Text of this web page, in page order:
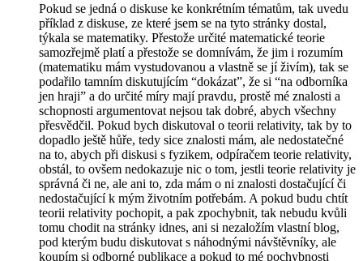
Pokud se jedná o diskuse ke konkrétním tématům, tak uvedu
příklad z diskuse, ze které jsem se na tyto stránky dostal,
týkala se matematiky. Přestože určité matematické teorie
samozřejmě platí a přestože se domnívám, že jim i rozumím
(matematiku mám vystudovanou a vlastně se jí živím), tak se
podařilo tamním diskutujícím “dokázat”, že si “na odborníka
jen hraji” a do určité míry mají pravdu, prostě mé znalosti a
schopnosti argumentovat nejsou tak dobré, abych všechny
přesvědčil. Pokud bych diskutoval o teorii relativity, tak by to
dopadlo ještě hůře, tedy sice znalosti mám, ale nedostatečné
na to, abych při diskusi s fyzikem, odpíračem teorie relativity,
obstál, to ovšem nedokazuje nic o tom, jestli teorie relativity je
správná či ne, ale ani to, zda mám o ni znalosti dostačující či
nedostačující k mým životním potřebám. A pokud budu chtít
teorii relativity pochopit, a pak zpochybnit, tak nebudu kvůli
tomu chodit na stránky idnes, ani si nezaložím vlastní blog,
pod kterým budu diskutovat s náhodnými návštěvníky, ale
koupím si odborné publikace a pokud to mé pochybnosti